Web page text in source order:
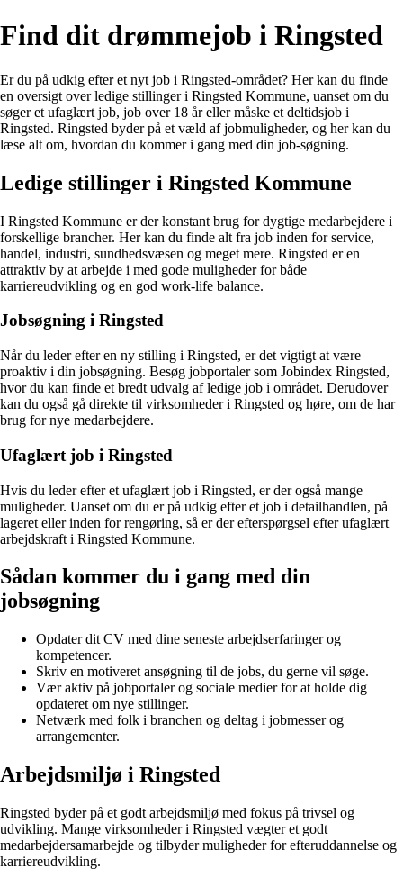
Find dit drømmejob i Ringsted
Er du på udkig efter et nyt job i Ringsted-området? Her kan du finde
en oversigt over ledige stillinger i Ringsted Kommune, uanset om du
søger et ufaglært job, job over 18 år eller måske et deltidsjob i
Ringsted. Ringsted byder på et væld af jobmuligheder, og her kan du
læse alt om, hvordan du kommer i gang med din job-søgning.
Ledige stillinger i Ringsted Kommune
I Ringsted Kommune er der konstant brug for dygtige medarbejdere i
forskellige brancher. Her kan du finde alt fra job inden for service,
handel, industri, sundhedsvæsen og meget mere. Ringsted er en
attraktiv by at arbejde i med gode muligheder for både
karriereudvikling og en god work-life balance.
Jobsøgning i Ringsted
Når du leder efter en ny stilling i Ringsted, er det vigtigt at være
proaktiv i din jobsøgning. Besøg jobportaler som Jobindex Ringsted,
hvor du kan finde et bredt udvalg af ledige job i området. Derudover
kan du også gå direkte til virksomheder i Ringsted og høre, om de har
brug for nye medarbejdere.
Ufaglært job i Ringsted
Hvis du leder efter et ufaglært job i Ringsted, er der også mange
muligheder. Uanset om du er på udkig efter et job i detailhandlen, på
lageret eller inden for rengøring, så er der efterspørgsel efter ufaglært
arbejdskraft i Ringsted Kommune.
Sådan kommer du i gang med din
jobsøgning
Opdater dit CV med dine seneste arbejdserfaringer og
kompetencer.
Skriv en motiveret ansøgning til de jobs, du gerne vil søge.
Vær aktiv på jobportaler og sociale medier for at holde dig
opdateret om nye stillinger.
Netværk med folk i branchen og deltag i jobmesser og
arrangementer.
Arbejdsmiljø i Ringsted
Ringsted byder på et godt arbejdsmiljø med fokus på trivsel og
udvikling. Mange virksomheder i Ringsted vægter et godt
medarbejdersamarbejde og tilbyder muligheder for efteruddannelse og
karriereudvikling.